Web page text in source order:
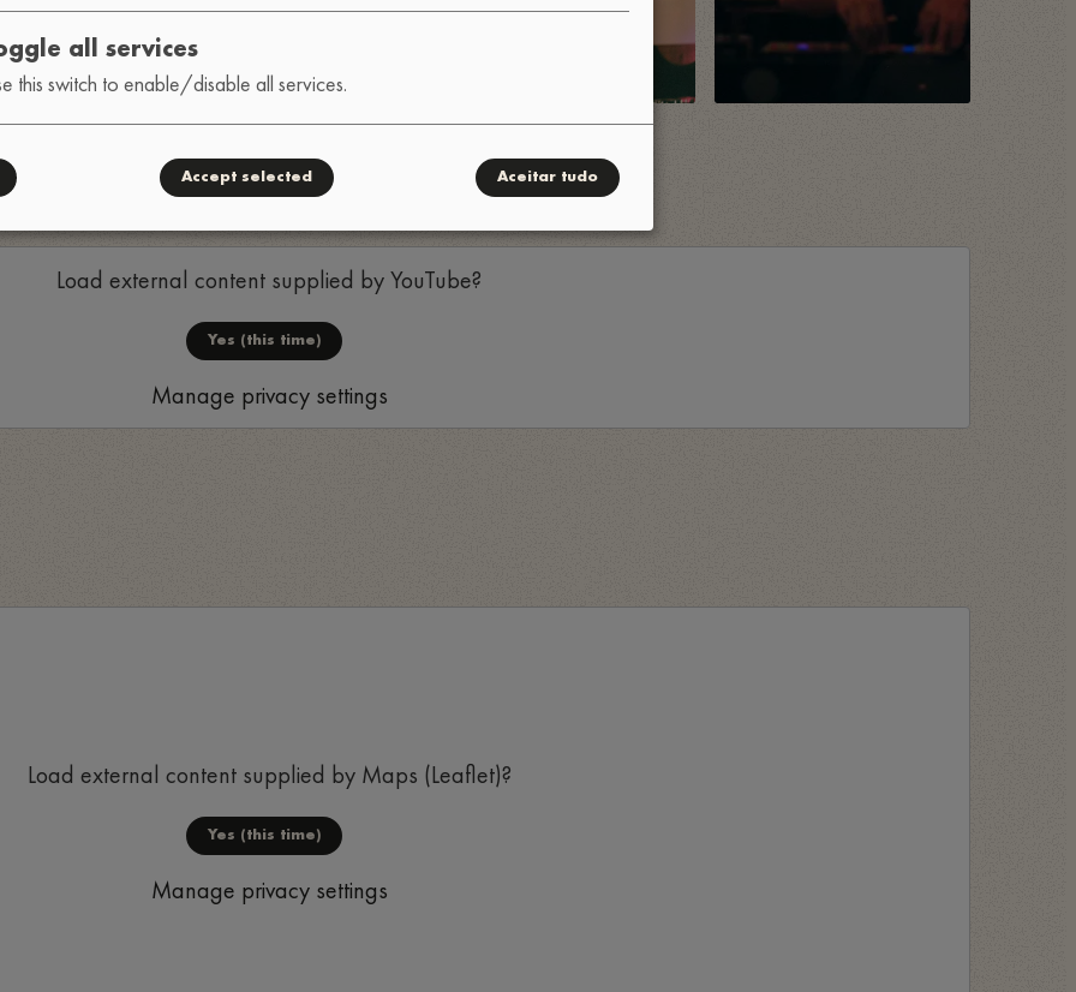
Load external content supplied byYouTube?
Yes (this time)
Manage privacy settings
Load external content supplied by Maps (Leaflet)?
Yes (this time)
Manage privacy settings
all services
this switch to enable/disable all services.
Accept selected Aceitar tudo